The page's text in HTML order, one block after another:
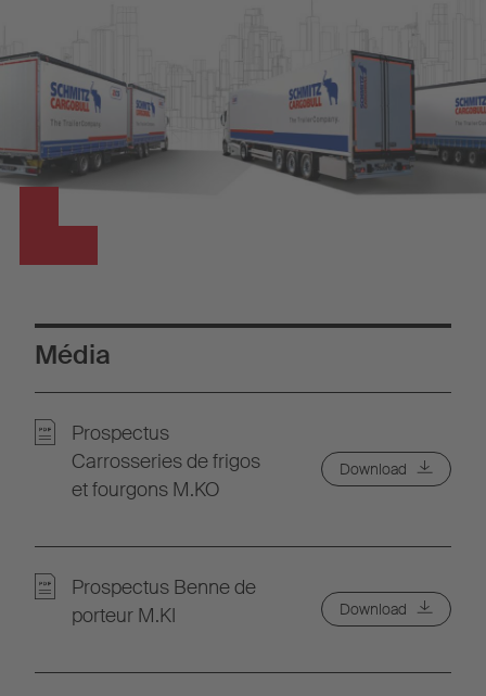
Média
Prospectus
Carrosseries de frigos
et fourgons M.KO
Download
Prospectus Benne de
porteur M.KI
Download